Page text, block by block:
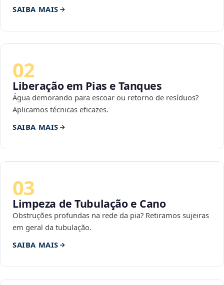
SAIBA MAIS
02
Liberação em Pias e Tanques
Água demorando para escoar ou retorno de resíduos?
Aplicamos técnicas eficazes.
SAIBA MAIS
03
Limpeza de Tubulação e Cano
Obstruções profundas na rede da pia? Retiramos sujeiras
em geral da tubulação.
SAIBA MAIS